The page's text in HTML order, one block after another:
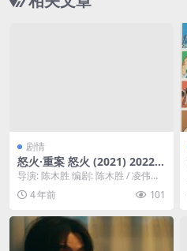
剧情
怒火·重案 怒火 (2021) 2022香
港金像奖最佳影片、最佳导演
奖、最佳剪辑奖、最佳动作设
计 中文|1080P
导演: 陈木胜 编剧: 陈木胜 / 凌伟骏 /
唐耀良 主演: 甄子丹 / 谢霆...
4 年前 101